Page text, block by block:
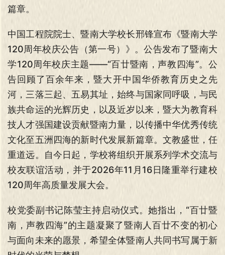
篇章。
中国工程院院士、暨南大学校长邢锋宣布《暨南大学
120周年校庆公告（第一号）》。公告发布了暨南大
学120周年校庆主题——“百廿暨南，声教四海”。公
告回顾了百余年来，暨大开中国华侨教育历史之先
河，三落三起、五易其址，始终与国家同呼吸，与民
族共命运的光辉历史，以及近岁以来，暨大为教育科
技人才强国建设贡献暨南力量，以传播中华优秀传统
文化至五洲四海的新时代发展新篇章。文教盛世，任
重道远。自今日起，学校将组织开展系列学术交流与
校友联谊活动，并于2026年11月16日隆重举行建校
120周年高质量发展大会。
校党委副书记陈莹主持启动仪式。她指出，“百廿暨
南，声教四海”的主题凝聚了暨南人百廿不变的初心
与面向未来的愿景，希望全体暨南人共同书写属于新